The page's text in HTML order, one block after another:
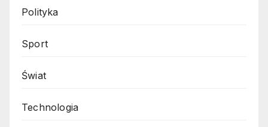
Polityka
Sport
Świat
Technologia